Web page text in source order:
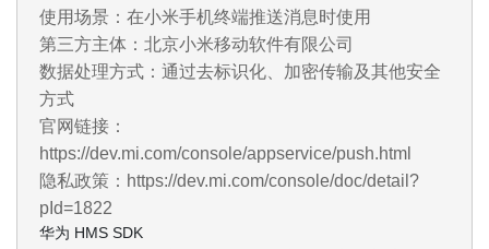
使用场景：在小米手机终端推送消息时使用
第三方主体：北京小米移动软件有限公司
数据处理方式：通过去标识化、加密传输及其他安全
方式
官网链接：
https://dev.mi.com/console/appservice/push.html
隐私政策：https://dev.mi.com/console/doc/detail?
pId=1822
华为 HMS SDK